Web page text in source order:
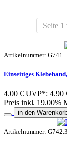
Seite 1
Artikelnummer: G741
Einseitiges
4.00 € UVP*: 4.90
Preis inkl. 19.00%
in den Warenkorb
Artikelnummer: